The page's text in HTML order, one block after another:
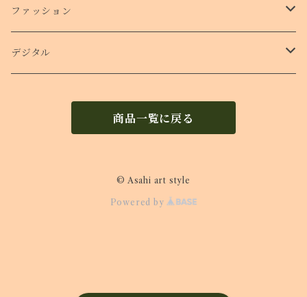
ショルダー付きケース
ファッション
Ｔシャツ
デジタル
商品一覧に戻る
© Asahi art style
Powered by